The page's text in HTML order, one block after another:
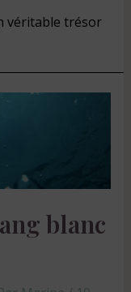
véritable trésor
blanc